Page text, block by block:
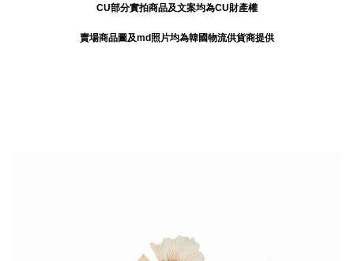
CU部分實拍商品及文案均為CU財產權
賣場商品圖及md照片均為韓國物流供貨商提供